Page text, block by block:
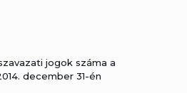
jogok száma a
december 31-én